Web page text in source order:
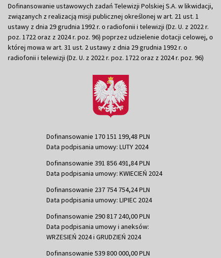
Dofinansowanie ustawowych zadań Telewizji Polskiej S.A. w likwidacji,
związanych z realizacją misji publicznej określonej w art. 21 ust. 1
ustawy z dnia 29 grudnia 1992 r. o radiofonii i telewizji (Dz. U. z 2022 r.
poz. 1722 oraz z 2024 r. poz. 96) poprzez udzielenie dotacji celowej, o
której mowa w art. 31 ust. 2 ustawy z dnia 29 grudnia 1992 r. o
radiofonii i telewizji (Dz. U. z 2022 r. poz. 1722 oraz z 2024 r. poz. 96)
Dofinansowanie 170 151 199,48 PLN
Data podpisania umowy: LUTY 2024
Dofinansowanie 391 856 491,84 PLN
Data podpisania umowy: KWIECIEŃ 2024
Dofinansowanie 237 754 754,24 PLN
Data podpisania umowy: LIPIEC 2024
Dofinansowanie 290 817 240,00 PLN
Data podpisania umowy i aneksów:
WRZESIEŃ 2024 i GRUDZIEŃ 2024
Dofinansowanie 539 800 000,00 PLN